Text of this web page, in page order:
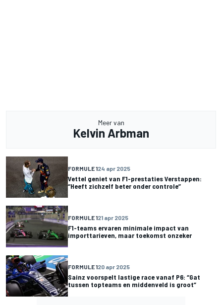
Meer van
Kelvin Arbman
FORMULE 124 apr 2025
Vettel geniet van F1-prestaties Verstappen:
“Heeft zichzelf beter onder controle”
FORMULE 121 apr 2025
F1-teams ervaren minimale impact van
importtarieven, maar toekomst onzeker
FORMULE 120 apr 2025
Sainz voorspelt lastige race vanaf P6: “Gat
tussen topteams en middenveld is groot”